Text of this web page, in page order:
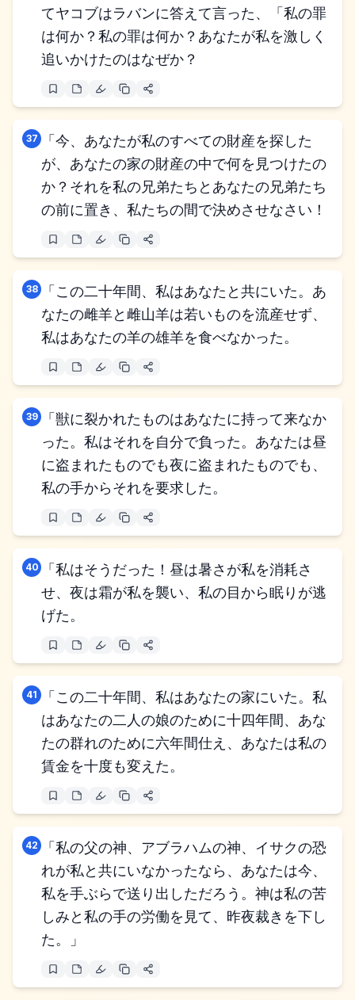
てヤコブはラバンに答えて言った、「私の罪
は何か？私の罪は何か？あなたが私を激しく
追いかけたのはなぜか？
37
「今、あなたが私のすべての財産を探した
が、あなたの家の財産の中で何を見つけたの
か？それを私の兄弟たちとあなたの兄弟たち
の前に置き、私たちの間で決めさせなさい！
38
「この二十年間、私はあなたと共にいた。あ
なたの雌羊と雌山羊は若いものを流産せず、
私はあなたの羊の雄羊を食べなかった。
39
「獣に裂かれたものはあなたに持って来なか
った。私はそれを自分で負った。あなたは昼
に盗まれたものでも夜に盗まれたものでも、
私の手からそれを要求した。
40
「私はそうだった！昼は暑さが私を消耗さ
せ、夜は霜が私を襲い、私の目から眠りが逃
げた。
41
「この二十年間、私はあなたの家にいた。私
はあなたの二人の娘のために十四年間、あな
たの群れのために六年間仕え、あなたは私の
賃金を十度も変えた。
42
「私の父の神、アブラハムの神、イサクの恐
れが私と共にいなかったなら、あなたは今、
私を手ぶらで送り出しただろう。神は私の苦
しみと私の手の労働を見て、昨夜裁きを下し
た。」